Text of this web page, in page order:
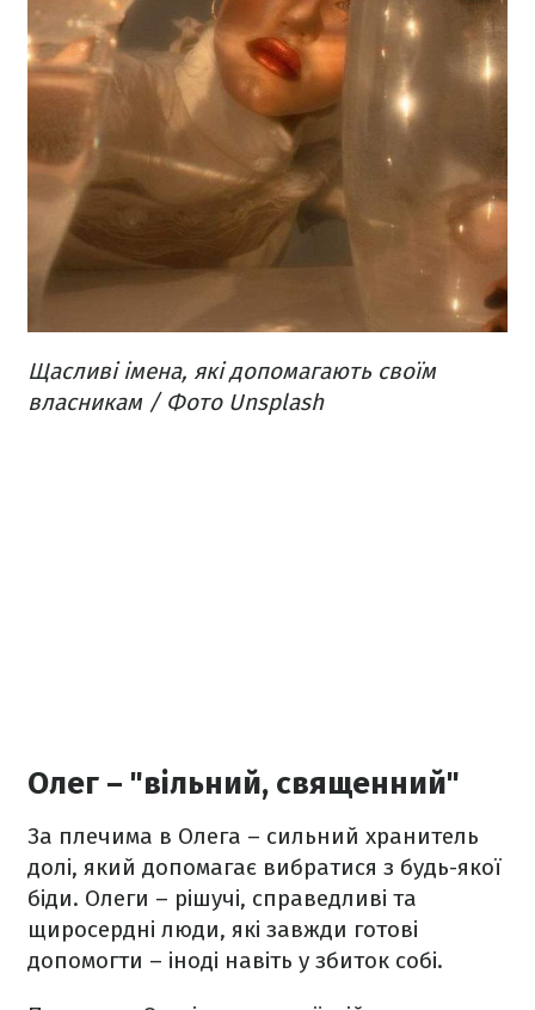
Щасливі імена, які допомагають своїм
власникам / Фото Unsplash
Олег – "вільний, священний"
За плечима в Олега – сильний хранитель
долі, який допомагає вибратися з будь-якої
біди. Олеги – рішучі, справедливі та
щиросердні люди, які завжди готові
допомогти – іноді навіть у збиток собі.